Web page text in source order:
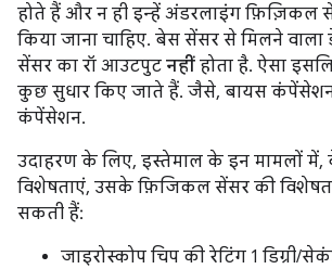
होते हैं और न ही इन्हें अंडरलाइंग फ़िज़िकल
किया जाना चाहिए. बेस सेंसर से मिलने
सेंसर का रॉ आउटपुट नहीं होता है. ऐसा
कुछ सुधार किए जाते हैं. जैसे, बायस
कंपेंसेशन.
उदाहरण के लिए, इस्तेमाल के इन मामलों
विशेषताएं, उसके फ़िजिकल सेंसर की
सकती हैं:
जाइरोस्कोप चिप की रेटिंग 1 डिग्री/